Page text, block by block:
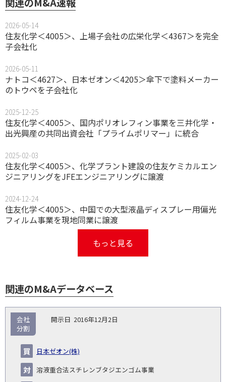
2026-05-14
住友化学＜4005＞、上場子会社の広栄化学＜4367＞を完全
子会社化
2026-05-11
ナトコ＜4627＞、日本ゼオン＜4205＞傘下で塗料メーカー
のトウペを子会社化
2025-12-25
住友化学＜4005＞、国内ポリオレフィン事業を三井化学・
出光興産の共同出資会社「プライムポリマー」に統合
2025-02-03
住友化学＜4005＞、化学プラント建設の住友ケミカルエン
ジニアリングをJFEエンジニアリングに譲渡
2024-12-24
住友化学＜4005＞、中国での大型液晶ディスプレー用偏光
フィルム事業を現地同業に譲渡
もっと見る
関連のM&Aデータベース
示
い
企
業・
事業
▽
万
2016年12月2日
日本ゼオン(株)
溶液重合法スチレンブタジエンゴム事業
会社
分割